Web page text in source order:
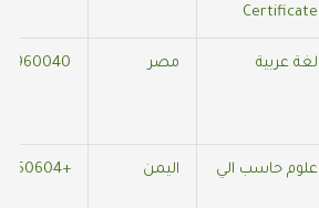
Certificate
لغة عربية مصر
علوم حاسب الي اليمن +966559550604